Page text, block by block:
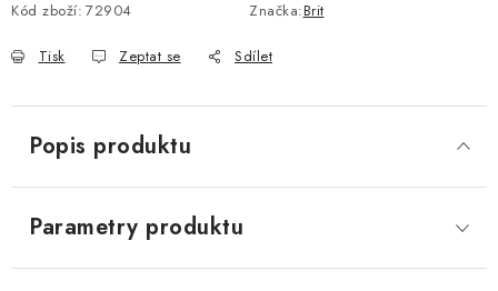
Kód zboží: 72904 Značka:Brit
Tisk Zeptat se Sdílet
Popis produktu
Parametry produktu